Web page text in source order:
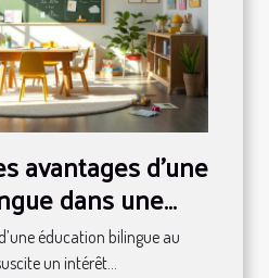
avantages d'une
dans une
éducation bilingue au
un intérêt...